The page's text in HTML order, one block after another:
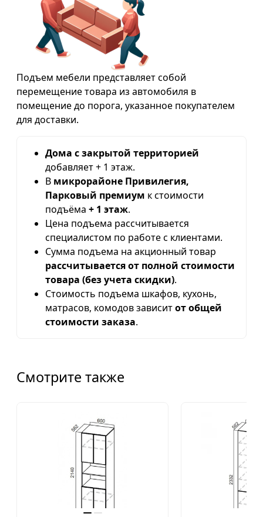
Подъем мебели представляет собой
перемещение товара из автомобиля в
помещение до порога, указанное покупателем
для доставки.
Дома с закрытой территорией
добавляет + 1 этаж.
В микрорайоне Привилегия,
Парковый премиум к стоимости
подъёма + 1 этаж.
Цена подъема рассчитывается
специалистом по работе с клиентами.
Сумма подъема на акционный товар
рассчитывается от полной стоимости
товара (без учета скидки).
Стоимость подъема шкафов, кухонь,
матрасов, комодов зависитот общей
стоимости заказа.
Смотрите также